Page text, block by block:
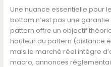
Une nuance essentielle pour
bottom n’est pas une
pattern offre un objectif
hauteur du pattern (distance
mais le marché réel intègre
macro, annonces